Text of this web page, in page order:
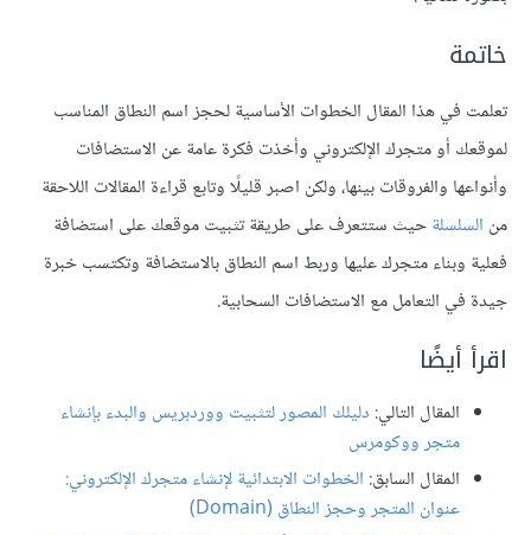
خاتمة
تعلمت في هذا المقال الخطوات الأساسية لحجز اسم النطاق المناسب
لموقعك أو متجرك الإلكتروني وأخذت فكرة عامة عن الاستضافات
وأنواعها والفروقات بينها، ولكن اصبر قليلًا وتابع قراءة المقالات اللاحقة
من السلسلةحيث ستتعرف على طريقة تثبيت موقعك على استضافة
فعلية وبناء متجرك عليها وربط اسم النطاق بالاستضافة وتكتسب خبرة
جيدة في التعامل مع الاستضافات السحابية.
اقرأ أيضًا
المقال التالي: دليلك المصور لتثبيت ووردبريس والبدء بإنشاء
متجر ووكومرس
المقال السابق: الخطوات الابتدائية لإنشاء متجرك الإلكتروني:
عنوان المتجر وحجز النطاق (Domain)